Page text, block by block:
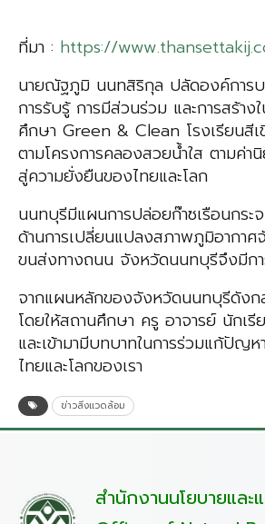
ที่มา : https://
นายณัฐภูมิ นนทสิริกุล ปลัดองค์การบ
การรับรู้ การมีส่วนร่วม และการสร้า
ศึกษา Green & Clean โรงเรียนสี
ตามโครงการคลองสวยน้ำใส ตามค่
สู่ความยั่งยืนของไทยและโลก
นนทบุรีมีแผนการปล่อยก๊าซเรือนกร
ด้านการเปลี่ยนแปลงสภาพภูมิอากา
ขนส่งทางถนน จังหวัดนนทบุรีจึงมีกา
จากแผนหลักของจังหวัดนนทบุรีดังก
โดยให้สถานศึกษา ครู อาจารย์ นักเ
และเข้ามามีบทบาทในการร่วมแก้ปั
ไทยและโลกของเรา
ข่าวสิ่งแวดล้อม
สำนักงานนโยบายแล